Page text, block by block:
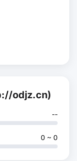
odjz.cn)
--
0 ~ 0